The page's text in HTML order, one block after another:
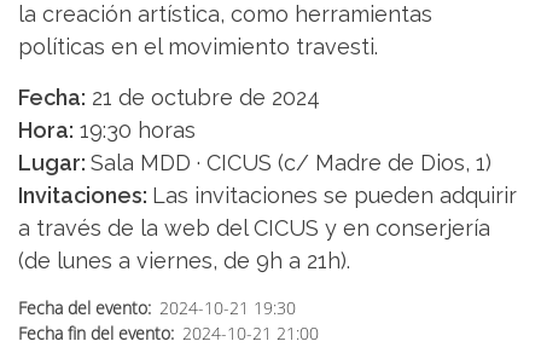
la creación artística, como herramientas
políticas en el movimiento travesti.
Fecha: 21 de octubre de 2024
Hora: 19:30 horas
Lugar: Sala MDD · CICUS (c/ Madre de Dios, 1)
Invitaciones: Las invitaciones se pueden adquirir
a través de la web del CICUS y en conserjería
(de lunes a viernes, de 9h a 21h).
Fecha del evento 2024-10-21 19:30
Fecha fin del evento 2024-10-21 21:00